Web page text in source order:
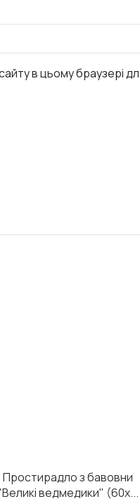
в цьому браузері
Простирадло з бавовни
ведмедики" (60х...